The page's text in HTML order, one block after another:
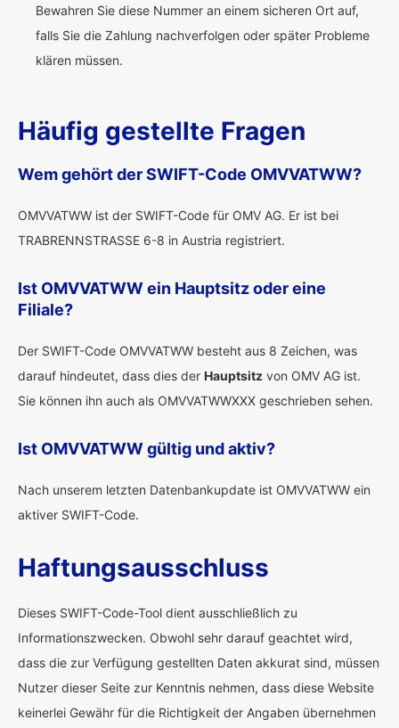
Bewahren Sie diese Nummer an einem sicheren Ort auf,
falls Sie die Zahlung nachverfolgen oder später Probleme
klären müssen.
Häufig gestellte Fragen
Wem gehört der SWIFT-Code OMVVATWW?
OMVVATWW ist der SWIFT-Code für OMV AG. Er ist bei
TRABRENNSTRASSE 6-8 in Austria registriert.
Ist OMVVATWW ein Hauptsitz oder eine
Filiale?
Der SWIFT-Code OMVVATWW besteht aus 8 Zeichen, was
darauf hindeutet, dass dies der Hauptsitz von OMV AG ist.
Sie können ihn auch als OMVVATWWXXX geschrieben sehen.
Ist OMVVATWW gültig und aktiv?
Nach unserem letzten Datenbankupdate ist OMVVATWW ein
aktiver SWIFT-Code.
Haftungsausschluss
Dieses SWIFT-Code-Tool dient ausschließlich zu
Informationszwecken. Obwohl sehr darauf geachtet wird,
dass die zur Verfügung gestellten Daten akkurat sind, müssen
Nutzer dieser Seite zur Kenntnis nehmen, dass diese Website
keinerlei Gewähr für die Richtigkeit der Angaben übernehmen